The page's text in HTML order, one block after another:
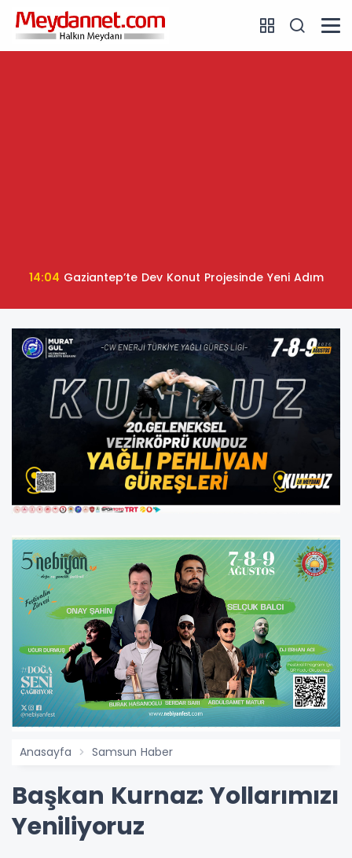
14:04 Gaziantep’te Dev Konut Projesinde Yeni Adım
Anasayfa Samsun Haber
Başkan Kurnaz: Yollarımızı
Yeniliyoruz